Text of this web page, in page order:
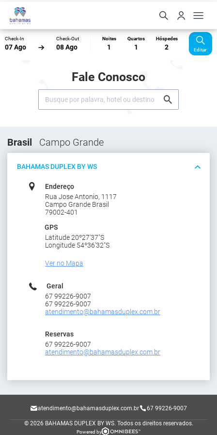
Check-In
07 Ago
Check-Out
08 Ago
Noites
1
Quartos
1
Hóspedes
2 Editar
Fale Conosco
Brasil Campo Grande
BAHAMAS DUPLEX BY WS
Endereço
Rua Jose Antonio, 1117
Campo Grande Brasil
79002-401
GPS
Latitude 20º27'37"S
Longitude 54º36'32"S
Ver no Mapa
Geral
67 99226-9007
67 99226-9007
atendimento@bahamasduplex.com.br
Reservas
67 99226-9007
atendimento@bahamasduplex.com.br
atendimento@bahamasduplex.com.br 67 99226-9007
© 2026 BAHAMAS DUPLEX BY WS. Todos os direitos reservados.
Powered by